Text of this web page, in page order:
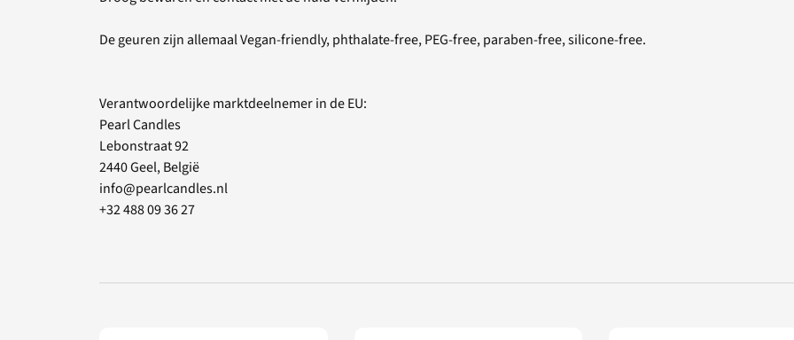
De geuren zijn allemaal Vegan-friendly, phthalate-free, PEG-free, paraben-free, silicone-free.
Verantwoordelijke marktdeelnemer in de EU:
Pearl Candles
Lebonstraat 92
2440 Geel, België
info@pearlcandles.nl
+32 488 09 36 27